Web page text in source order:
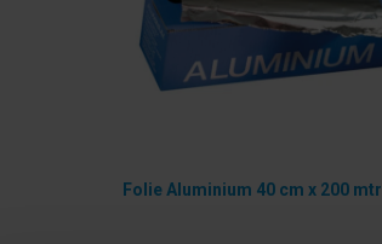
Folie Aluminium 40 cm x 200 mtr